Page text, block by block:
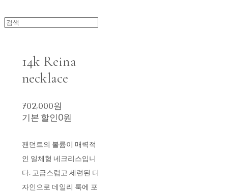
14k Reina
necklace
702,000원
기본 할인0원
팬던트의 볼륨이 매력적
인 일체형 네크리스입니
다. 고급스럽고 세련된 디
자인으로 데일리 룩에 포